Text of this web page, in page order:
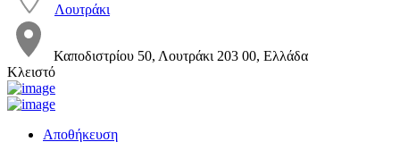
Λουτράκι
Καποδιστρίου 50, Λουτράκι 203 00, Ελλάδα
Κλειστό
Αποθήκευση